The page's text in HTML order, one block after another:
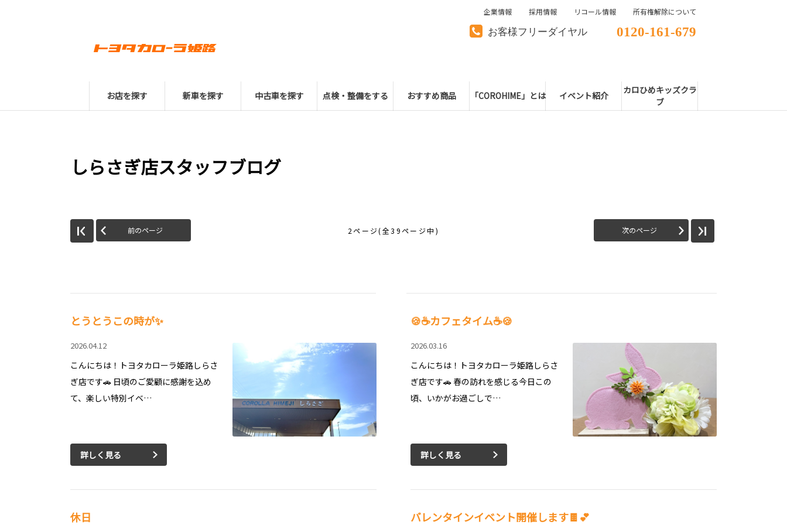
お客様フリーダイヤル 0120-161-679
お店を探す 新車を探す 中古車を探す 点検・整備をする おすすめ商品 「COROHIME」とは イベント紹介
カロひめキッズクラ
ブ
企業情報 採用情報 リコール情報 所有権解除について
しらさぎ店スタッフブログ
前のページ 2ページ(全39ページ中) 次のページ
とうとうこの時が✨
2026.04.12
こんにちは！トヨタカローラ姫路しらさ
ぎ店です🚗 日頃のご愛顧に感謝を込め
て、楽しい特別イベ…
詳しく見る
🍪☕カフェタイム☕🍪
2026.03.16
こんにちは！トヨタカローラ姫路しらさ
ぎ店です🚗 春の訪れを感じる今日この
頃、いかがお過ごしで…
詳しく見る
休日 バレンタインイベント開催します🍫💕